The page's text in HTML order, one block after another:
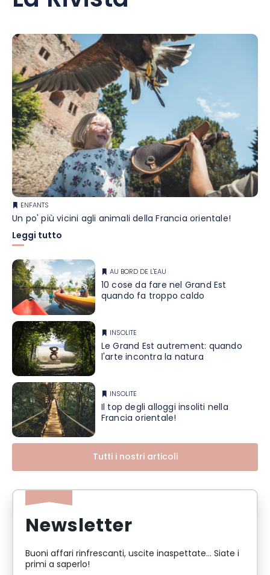
ENFANTS
Un po' più vicini agli animali della Francia orientale!
Leggi tutto
AU BORD DE L'EAU
10 cose da fare nel Grand Est
quando fa troppo caldo
INSOLITE
Le Grand Est autrement: quando
l'arte incontra la natura
INSOLITE
Il top degli alloggi insoliti nella
Francia orientale!
Tutti i nostri articoli
Newsletter
Buoni affari rinfrescanti, uscite inaspettate... Siate i
primi a saperlo!